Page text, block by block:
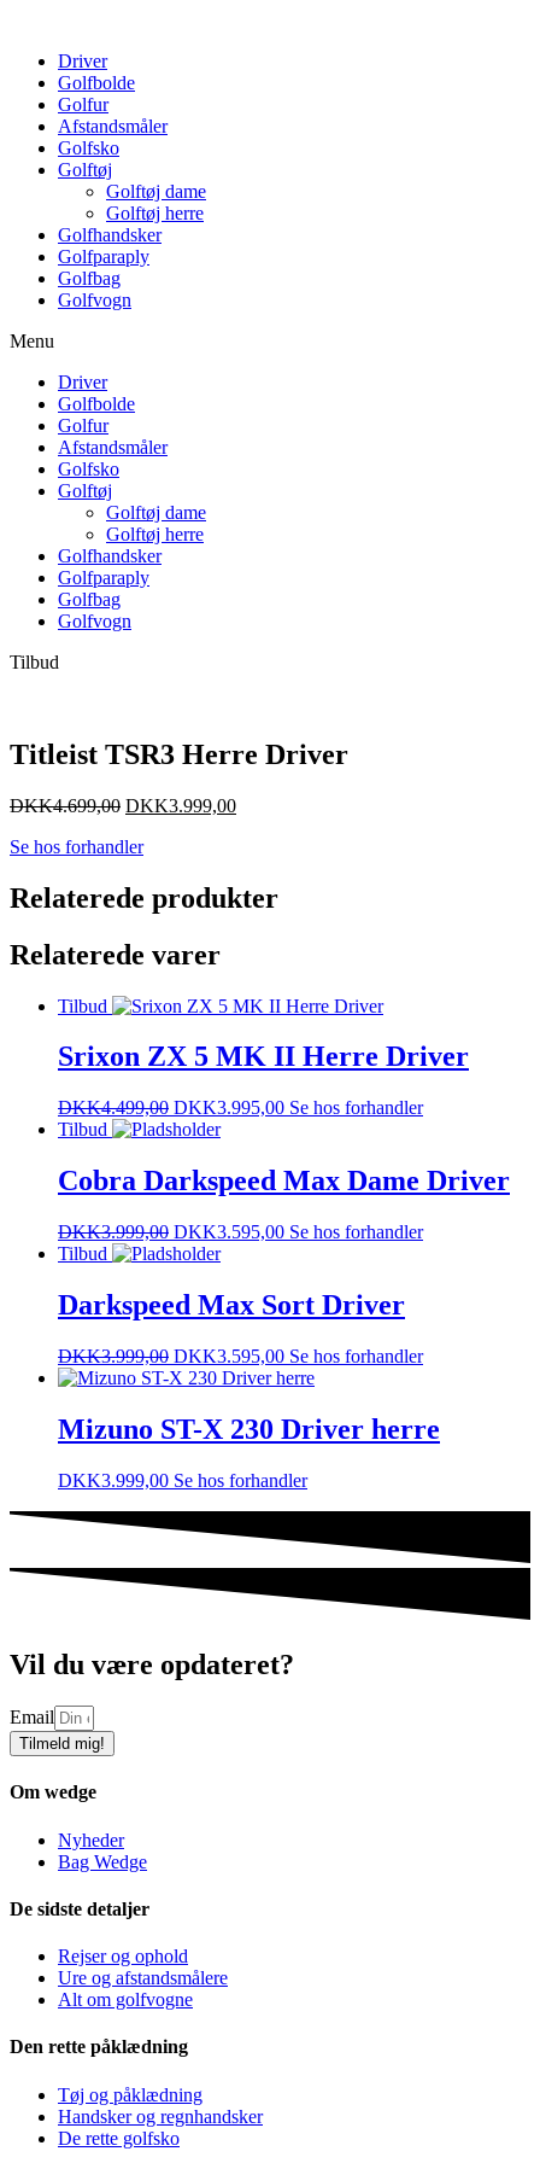
Driver
Golfbolde
Golfur
Afstandsmåler
Golfsko
Golftøj
Golftøj dame
Golftøj herre
Golfhandsker
Golfparaply
Golfbag
Golfvogn
Menu
Driver
Golfbolde
Golfur
Afstandsmåler
Golfsko
Golftøj
Golftøj dame
Golftøj herre
Golfhandsker
Golfparaply
Golfbag
Golfvogn
Tilbud
Titleist TSR3 Herre Driver
DKK4.699,00 DKK3.999,00
Se hos forhandler
Relaterede produkter
Relaterede varer
Tilbud
Srixon ZX 5 MK II Herre Driver
DKK4.499,00 DKK3.995,00 Se hos forhandler
Tilbud
Cobra Darkspeed Max Dame Driver
DKK3.999,00 DKK3.595,00 Se hos forhandler
Tilbud
Darkspeed Max Sort Driver
DKK3.999,00 DKK3.595,00 Se hos forhandler
Mizuno ST-X 230 Driver herre
DKK3.999,00 Se hos forhandler
Vil du være opdateret?
Email
Tilmeld mig!
Om wedge
Nyheder
Bag Wedge
De sidste detaljer
Rejser og ophold
Ure og afstandsmålere
Alt om golfvogne
Den rette påklædning
Tøj og påklædning
Handsker og regnhandsker
De rette golfsko